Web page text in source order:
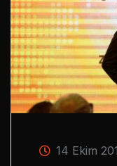
14 Ekim